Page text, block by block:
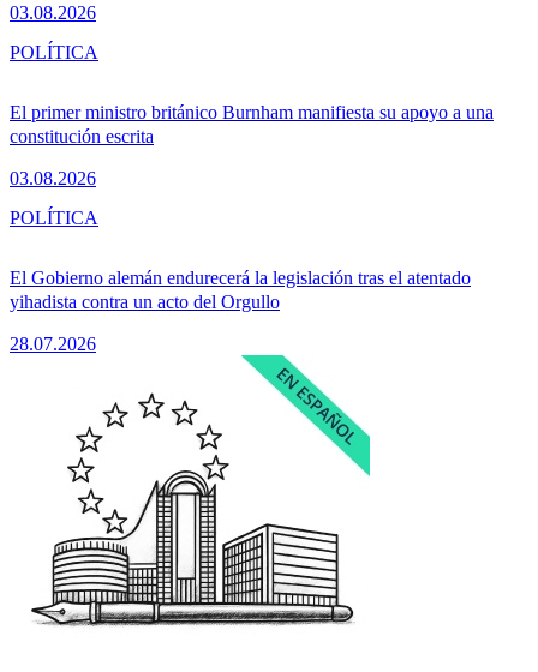
03.08.2026
El primer ministro británico Burnham manifiesta su apoyo a una
constitución escrita
03.08.2026
POLÍTICA
El Gobierno alemán endurecerá la legislación tras el atentado
yihadista contra un acto del Orgullo
28.07.2026
POLÍTICA